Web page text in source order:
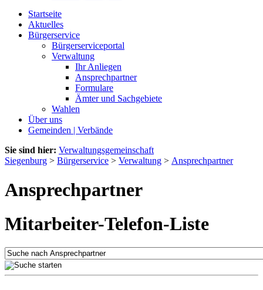
Startseite
Aktuelles
Bürgerservice
Bürgerserviceportal
Verwaltung
Ihr Anliegen
Ansprechpartner
Formulare
Ämter und Sachgebiete
Wahlen
Über uns
Gemeinden | Verbände
Sie sind hier: Verwaltungsgemeinschaft
Siegenburg > Bürgerservice > Verwaltung > Ansprechpartner
Ansprechpartner
Mitarbeiter-Telefon-Liste